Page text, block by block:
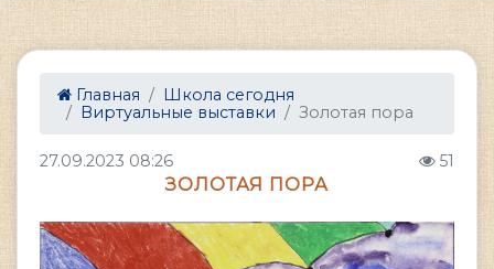
Главная
Школа сегодня
Виртуальные выставки
Золотая пора
27.09.2023 08:26 51
ЗОЛОТАЯ ПОРА